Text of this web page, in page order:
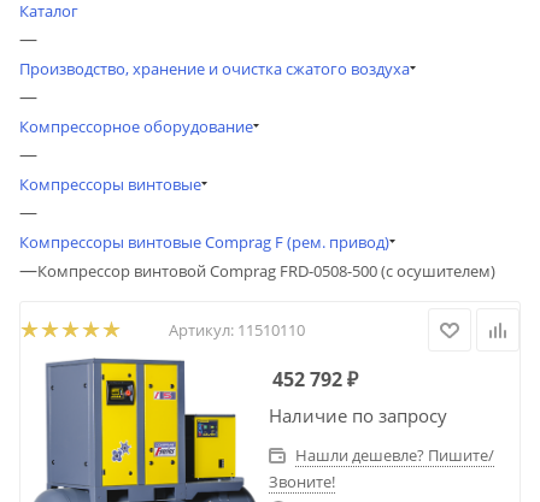
Каталог
—
Производство, хранение и очистка сжатого воздуха
—
Компрессорное оборудование
—
Компрессоры винтовые
—
Компрессоры винтовые Comprag F (рем. привод)
—Компрессор винтовой Comprag FRD-0508-500 (с осушителем)
Артикул: 11510110
452 792₽
Наличие по запросу
Нашли дешевле? Пишите/
Звоните!